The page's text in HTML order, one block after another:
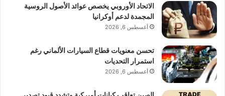
الاتحاد الأوروبي يخصص عوائد الأصول الروسية
المجمدة لدعم أوكرانيا
أغسطس 6, 2026
تحسن معنويات قطاع السيارات الألماني رغم
استمرار التحديات
أغسطس 6, 2026